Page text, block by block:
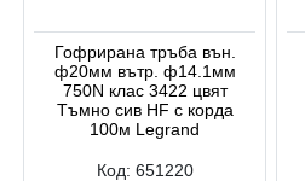
Гофрирана тръба вън.
ф20мм вътр. ф14.1мм
750N клас 3422 цвят
Тъмно сив HF с корда
100м Legrand
Код: 651220